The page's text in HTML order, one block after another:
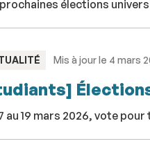
élections
Mis à jour le 4 mars
au 19 mars 2026, vote